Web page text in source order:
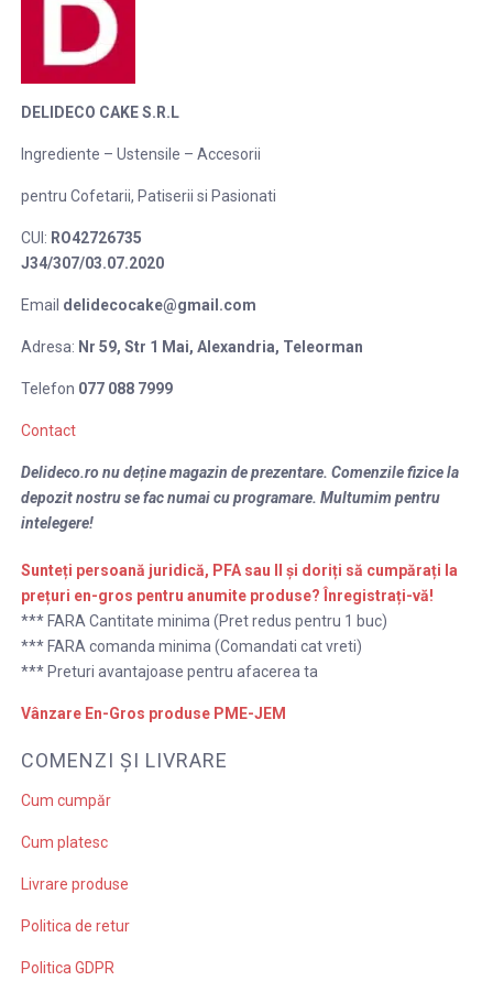
DELIDECO CAKE S.R.L
Ingrediente – Ustensile – Accesorii
pentru Cofetarii, Patiserii si Pasionati
CUI: RO42726735
J34/307/03.07.2020
Email delidecocake@gmail.com
Adresa: Nr 59, Str 1 Mai, Alexandria, Teleorman
Telefon 077 088 7999
Contact
Delideco.ro nu deține magazin de prezentare. Comenzile fizice la
depozit nostru se fac numai cu programare. Multumim pentru
intelegere!
Sunteți persoană juridică, PFA sau II și doriți să cumpărați la
prețuri en-gros pentru anumite produse? Înregistrați-vă!
*** FARA Cantitate minima (Pret redus pentru 1 buc)
*** FARA comanda minima (Comandati cat vreti)
*** Preturi avantajoase pentru afacerea ta
Vânzare En-Gros produse PME-JEM
COMENZI ȘI LIVRARE
Cum cumpăr
Cum platesc
Livrare produse
Politica de retur
Politica GDPR